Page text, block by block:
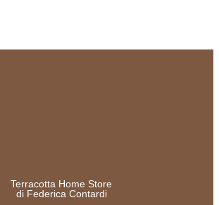
Terracotta Home Store
di Federica Contardi